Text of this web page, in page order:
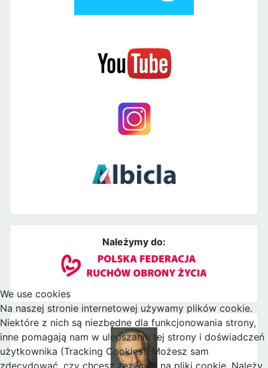
Należymy do:
We use cookies
Na naszej stronie internetowej używamy plików cookie.
Niektóre z nich są niezbędne dla funkcjonowania strony,
inne pomagają nam w ulepszaniu tej strony i doświadczeń
użytkownika (Tracking Cookies). Możesz sam
zdecydować, czy chcesz zezwolić na pliki cookie. Należy